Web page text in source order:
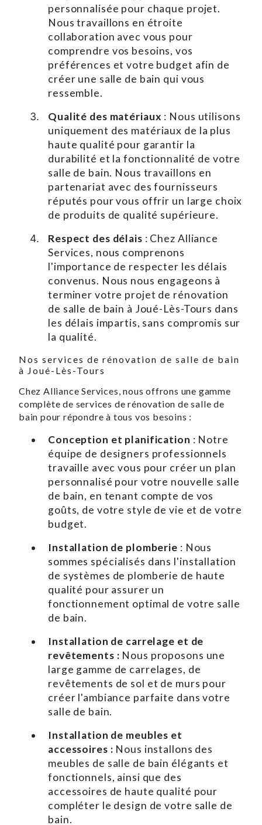
personnalisée pour chaque projet.
Nous travaillons en étroite
collaboration avec vous pour
comprendre vos besoins, vos
préférences et votre budget afin de
créer une salle de bain qui vous
ressemble.
Qualité des matériaux : Nous utilisons
uniquement des matériaux de la plus
haute qualité pour garantir la
durabilité et la fonctionnalité de votre
salle de bain. Nous travaillons en
partenariat avec des fournisseurs
réputés pour vous offrir un large choix
de produits de qualité supérieure.
Respect des délais : Chez Alliance
Services, nous comprenons
l'importance de respecter les délais
convenus. Nous nous engageons à
terminer votre projet de rénovation
de salle de bain à Joué-Lès-Tours dans
les délais impartis, sans compromis sur
la qualité.
Nos services de rénovation de salle de bain
à Joué-Lès-Tours
Chez Alliance Services, nous offrons une gamme
complète de services de rénovation de salle de
bain pour répondre à tous vos besoins :
Conception et planification : Notre
équipe de designers professionnels
travaille avec vous pour créer un plan
personnalisé pour votre nouvelle salle
de bain, en tenant compte de vos
goûts, de votre style de vie et de votre
budget.
Installation de plomberie : Nous
sommes spécialisés dans l'installation
de systèmes de plomberie de haute
qualité pour assurer un
fonctionnement optimal de votre salle
de bain.
Installation de carrelage et de
revêtements : Nous proposons une
large gamme de carrelages, de
revêtements de sol et de murs pour
créer l'ambiance parfaite dans votre
salle de bain.
Installation de meubles et
accessoires : Nous installons des
meubles de salle de bain élégants et
fonctionnels, ainsi que des
accessoires de haute qualité pour
compléter le design de votre salle de
bain.